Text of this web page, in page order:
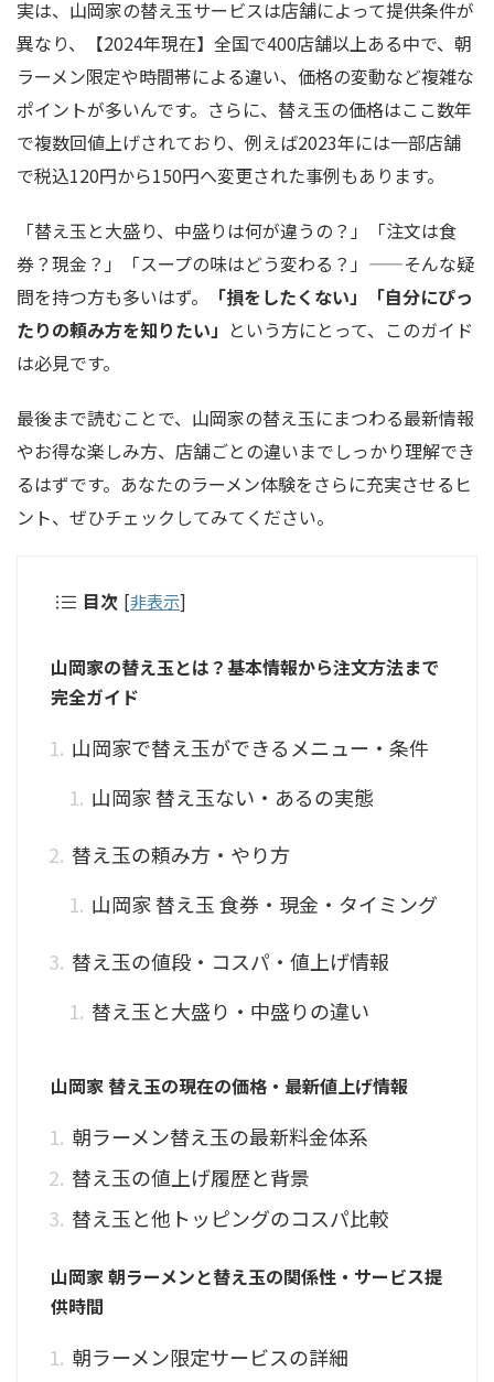
実は、山岡家の替え玉サービスは店舗によって提供条件が
異なり、【2024年現在】全国で400店舗以上ある中で、朝
ラーメン限定や時間帯による違い、価格の変動など複雑な
ポイントが多いんです。さらに、替え玉の価格はここ数年
で複数回値上げされており、例えば2023年には一部店舗
で税込120円から150円へ変更された事例もあります。
「替え玉と大盛り、中盛りは何が違うの？」「注文は食
券？現金？」「スープの味はどう変わる？」——そんな疑
問を持つ方も多いはず。
「損をしたくない」「自分にぴっ
たりの頼み方を知りたい」 という方にとって、このガイド
は必見です。
最後まで読むことで、山岡家の替え玉にまつわる最新情報
やお得な楽しみ方、店舗ごとの違いまでしっかり理解でき
るはずです。あなたのラーメン体験をさらに充実させるヒ
ント、ぜひチェックしてみてください。
目次 [非表示]
山岡家の替え玉とは？基本情報から注文方法まで
完全ガイド
山岡家で替え玉ができるメニュー・条件
山岡家 替え玉ない・あるの実態
替え玉の頼み方・やり方
山岡家 替え玉 食券・現金・タイミング
替え玉の値段・コスパ・値上げ情報
替え玉と大盛り・中盛りの違い
山岡家 替え玉の現在の価格・最新値上げ情報
朝ラーメン替え玉の最新料金体系
替え玉の値上げ履歴と背景
替え玉と他トッピングのコスパ比較
山岡家 朝ラーメンと替え玉の関係性・サービス提
供時間
朝ラーメン限定サービスの詳細